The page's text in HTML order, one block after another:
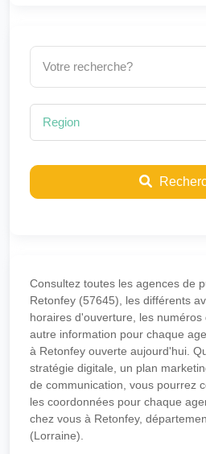
Consultez toutes les agences de
Retonfey (57645), les différents
horaires d'ouverture, les
autre information pour chaque
à Retonfey ouverte aujourd'hui.
stratégie digitale, un plan
de communication, vous pourrez
les coordonnées pour chaque
chez vous à Retonfey,
(Lorraine).